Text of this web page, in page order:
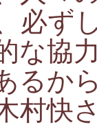
必ず
な協
るか
村快